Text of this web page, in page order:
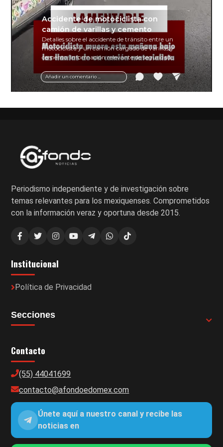
Añadir un comentario ...
Accidente de motociclista con
camión de varillas y cemento
Detalles sobre el accidente de tránsito entre un
motociclista y un camión cargado de varillas y
cemento. Información relevante de seguridad
vial y recomendaciones para motociclistas.
Periodismo independiente y de investigación sobre
temas relevantes para los mexiquenses. Comprometidos
con la información veraz y oportuna desde 2015.
Institucional
Política de Privacidad
Secciones
Contacto
(55) 44041699
contacto@afondoedomex.com
Únete aquí a nuestro canal y recibe las
noticias en